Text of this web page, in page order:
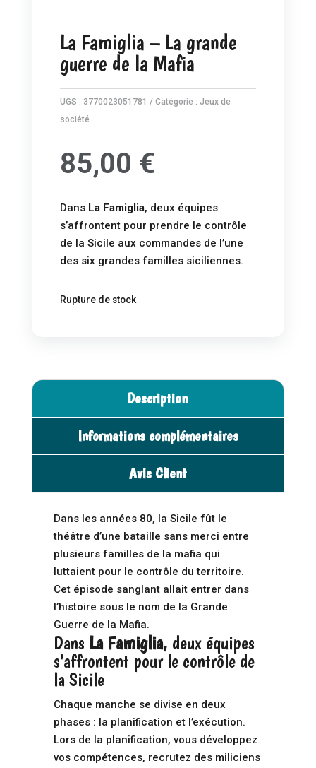
La Famiglia – La grande
guerre de la Mafia
UGS : 3770023051781 Catégorie : Jeux de
société
85,00 €
DansLa Famiglia, deux équipes
s’affrontent pour prendre le contrôle
de la Sicile aux commandes de l’une
des six grandes familles siciliennes.
Rupture de stock
Description
Informations complémentaires
Avis Client
Dans les années 80, la Sicile fût le
théâtre d’une bataille sans merci entre
plusieurs familles de la mafia qui
luttaient pour le contrôle du territoire.
Cet épisode sanglant allait entrer dans
l’histoire sous le nom de la Grande
Guerre de la Mafia.
Dans La Famiglia, deux équipes
s’affrontent pour le contrôle de
la Sicile
Chaque manche se divise en deux
phases : la planification et l’exécution.
Lors de la planification, vous développez
vos compétences, recrutez des miliciens